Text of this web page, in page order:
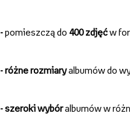
-pomieszczą do 400 zdjęćw
- różne rozmiaryalbumów do
- szeroki wybóralbumów w